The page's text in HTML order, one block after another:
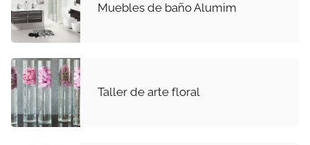
Muebles de baño Alumim
Taller de arte floral